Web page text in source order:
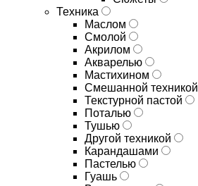
Техника
Маслом
Смолой
Акрилом
Акварелью
Мастихином
Смешанной техникой
Текстурной пастой
Поталью
Тушью
Другой техникой
Карандашами
Пастелью
Гуашь